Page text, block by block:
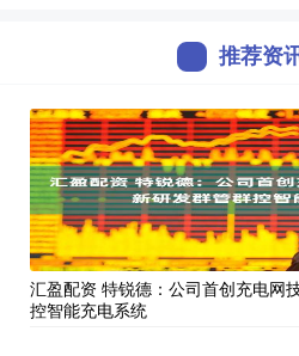
推荐资
汇盈配资 特锐德：公司首创充电网
控智能充电系统